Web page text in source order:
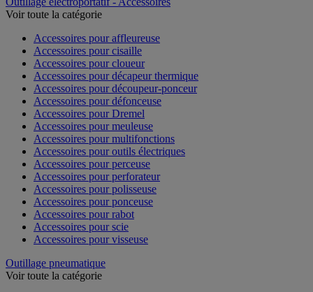
Voir toute la catégorie
Accessoires pour affleureuse
Accessoires pour cisaille
Accessoires pour cloueur
Accessoires pour décapeur thermique
Accessoires pour découpeur-ponceur
Accessoires pour défonceuse
Accessoires pour Dremel
Accessoires pour meuleuse
Accessoires pour multifonctions
Accessoires pour outils électriques
Accessoires pour perceuse
Accessoires pour perforateur
Accessoires pour polisseuse
Accessoires pour ponceuse
Accessoires pour rabot
Accessoires pour scie
Accessoires pour visseuse
Outillage pneumatique
Voir toute la catégorie